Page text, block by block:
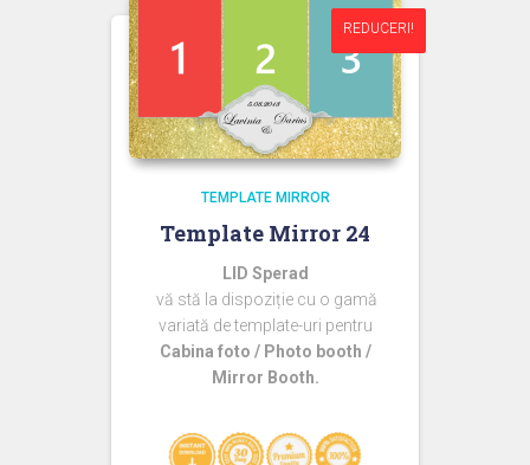
REDUCERI!
REDUCERI!
TEMPLATE MIRROR
Template Mirror 24
LID Sperad
vă stă la dispoziție cu o gamă
variată de template-uri pentru
Cabina foto / Photo booth /
Mirror Booth.